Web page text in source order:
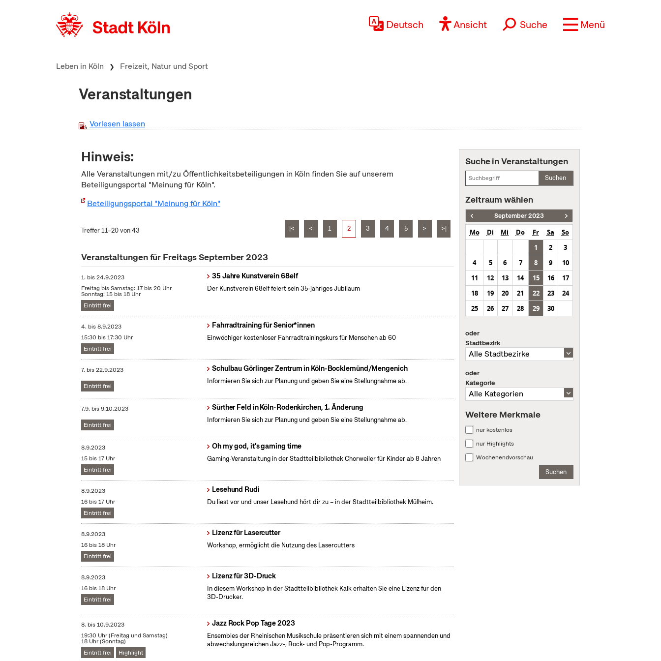
Deutsch Ansicht Suche Menü
Leben in Köln Freizeit, Natur und Sport
Veranstaltungen
Vorlesen lassen
Hinweis:
Alle Veranstaltungen mit/zu Öffentlichkeitsbeteiligungen in Köln finden Sie auf unserem
Beteiligungsportal "Meinung für Köln".
Beteiligungsportal "Meinung für Köln"
Treffer 11–20 von 43 |< < 1 2 3 4 5 > >|
Veranstaltungen für Freitags September 2023
1. bis24.9.2023
Freitag bis Samstag: 17 bis 20 Uhr
Sonntag: 15 bis 18 Uhr
Eintritt frei
35 Jahre Kunstverein 68elf
Der Kunstverein 68elf feiert sein 35-jähriges Jubiläum
4. bis8.9.2023
15:30 bis 17:30 Uhr
Eintritt frei
Fahrradtraining für Senior*innen
Einwöchiger kostenloser Fahrradtrainingskurs für Menschen ab 60
7. bis22.9.2023
Eintritt frei
Schulbau Görlinger Zentrum in Köln-Bocklemünd/Mengenich
Informieren Sie sich zur Planung und geben Sie eine Stellungnahme ab.
7.9. bis9.10.2023
Eintritt frei
Sürther Feld in Köln-Rodenkirchen, 1. Änderung
Informieren Sie sich zur Planung und geben Sie eine Stellungnahme ab.
8.9.2023
15 bis 17 Uhr
Eintritt frei
Oh my god, it's gaming time
Gaming-Veranstaltung in der Stadtteilbibliothek Chorweiler für Kinder ab 8 Jahren
8.9.2023
16 bis 17 Uhr
Eintritt frei
Lesehund Rudi
Du liest vor und unser Lesehund hört dir zu – in der Stadtteilbibliothek Mülheim.
8.9.2023
16 bis 18 Uhr
Eintritt frei
Lizenz für Lasercutter
Workshop, ermöglicht die Nutzung des Lasercutters
8.9.2023
16 bis 18 Uhr
Eintritt frei
Lizenz für 3D-Druck
In diesem Workshop in der Stadtteilbibliothek Kalk erhalten Sie eine Lizenz für den
3D-Drucker.
8. bis10.9.2023
19:30 Uhr (Freitag und Samstag)
18 Uhr (Sonntag)
Eintritt frei
Highlight
Jazz Rock Pop Tage 2023
Ensembles der Rheinischen Musikschule präsentieren sich mit einem spannenden und
abwechslungsreichen Jazz-, Rock- und Pop-Programm.
Suche in Veranstaltungen
Suchen
Zeitraum wählen
September 2023
Mo Di Mi Do Fr Sa
So
1
2
3
4
5 6 7 8 9
10
11
12 13 14 15 16
17
18
19 20 21 22 23
24
25
26 27 28 29 30
oder
Stadtbezirk
oder
Kategorie
Weitere Merkmale
nur kostenlos
nur Highlights
Wochenendvorschau
Suchen